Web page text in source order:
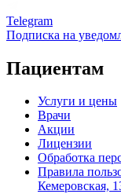
Telegram
Подписка на
Пациентам
Услуги и цены
Врачи
Акции
Лицензии
Обработка
Правила
Кемеровская,